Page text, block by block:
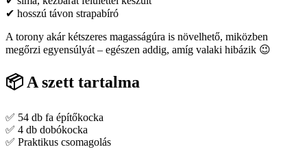
✔ hosszú távon strapabíró
A torony akár kétszeres magasságúra is növelhető, miközben
megőrzi egyensúlyát – egészen addig, amíg valaki hibázik 😉
📦 A szett tartalma
✅ 54 db fa építőkocka
✅ 4 db dobókocka
✅ Praktikus csomagolás